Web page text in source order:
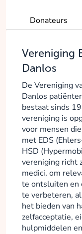
Donateurs
Vereniging
Danlos
De Vereniging
Danlos
bestaat sinds
vereniging is
voor mensen
met EDS
HSD
vereniging richt
medici, om
te ontsluiten en
te verbeteren,
het bieden van
zelfacceptatie,
hulpmiddelen